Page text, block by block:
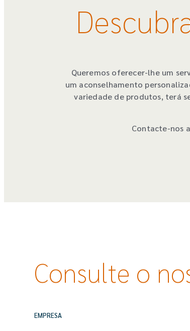
Queremos oferecer-lhe um
um aconselhamento
variedade de produtos, terá
Contacte-nos
Consulte o
EMPRESA